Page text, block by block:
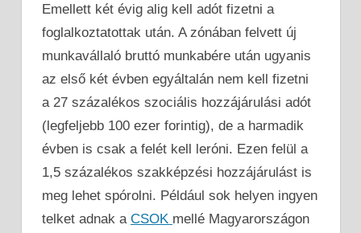
Emellett két évig alig kell adót fizetni a
foglalkoztatottak után. A zónában felvett új
munkavállaló bruttó munkabére után ugyanis
az első két évben egyáltalán nem kell fizetni
a 27 százalékos szociális hozzájárulási adót
(legfeljebb 100 ezer forintig), de a harmadik
évben is csak a felét kell leróni. Ezen felül a
1,5 százalékos szakképzési hozzájárulást is
meg lehet spórolni. Például sok helyen ingyen
telket adnak a CSOK mellé Magyarországon